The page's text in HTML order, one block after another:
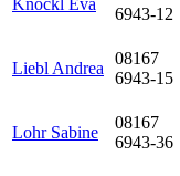
Knöckl Eva
6943-12
Liebl Andrea
08167
6943-15
Lohr Sabine
08167
6943-36